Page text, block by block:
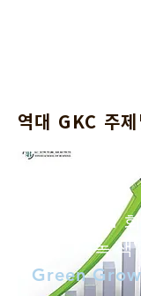
역대 GKC 주
제 1
녹
Green